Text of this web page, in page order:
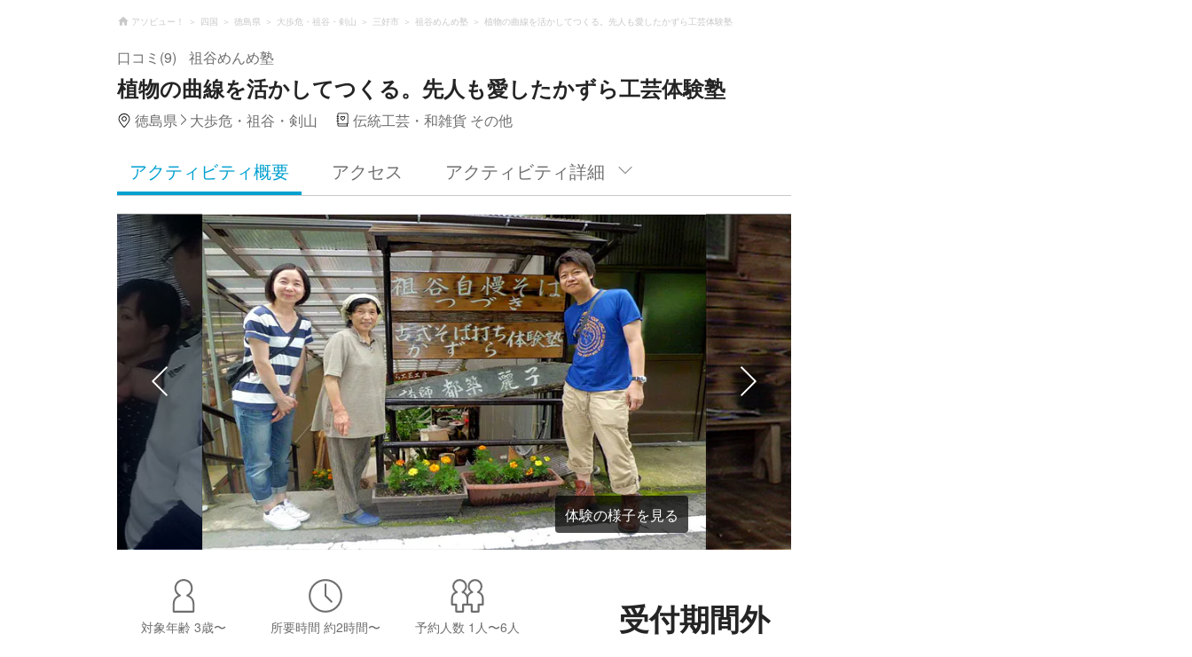
アソビュー！ 四国 徳島県 大歩危・祖谷・剣山 三好市 祖谷めんめ塾 植物の曲線を活かしてつくる。先人も愛したかずら工芸体験塾
口コミ(9) 祖谷めんめ塾
植物の曲線を活かしてつくる。先人も愛したかずら工芸体験塾
徳島県 大歩危・祖谷・剣山 伝統工芸・和雑貨 その他
アクティビティ概要 アクセス アクティビティ詳細
体験の様子を見る
対象年齢 3歳〜 所要時間 約2時間〜 予約人数 1人〜6人 受付期間外